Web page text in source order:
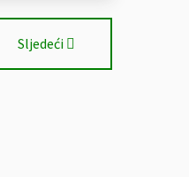
Sljedeći